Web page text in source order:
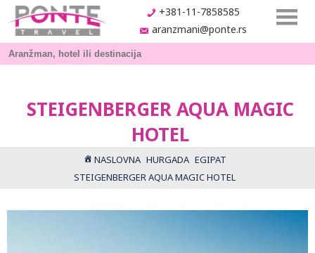
+381-11-7858585
aranzmani@ponte.rs
STEIGENBERGER AQUA MAGIC
HOTEL
NASLOVNA HURGADA EGIPAT
STEIGENBERGER AQUA MAGIC HOTEL